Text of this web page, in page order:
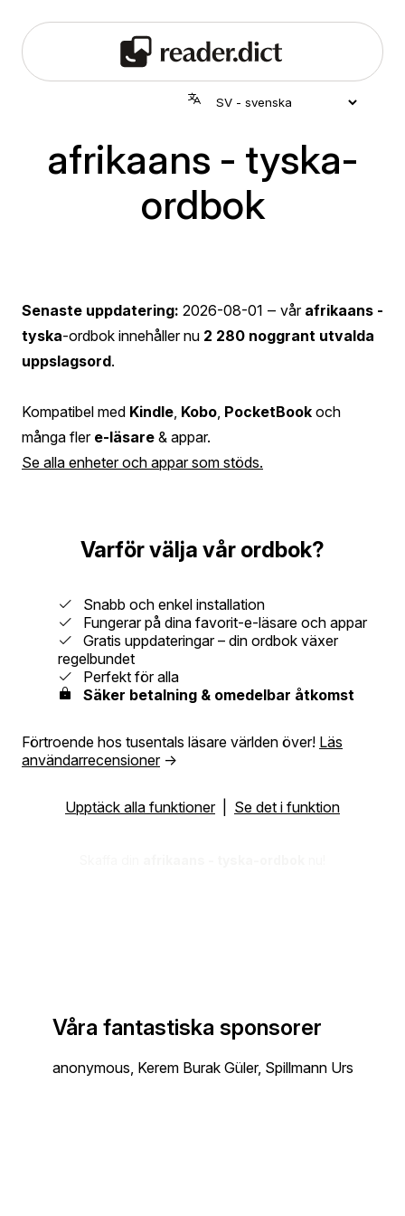
afrikaans - tyska-
ordbok
Senaste uppdatering: 2026-08-01 ‒ vår afrikaans -
tyska-ordbok innehåller nu 2 280 noggrant utvalda
uppslagsord.
Kompatibel med Kindle Kobo PocketBook och
många fler e-läsare & appar.
Se alla enheter och appar som stöds.
Varför välja vår ordbok?
Snabb och enkel installation
Fungerar på dina favorit-e-läsare och appar
Gratis uppdateringar – din ordbok växer
regelbundet
Perfekt för alla
Säker betalning & omedelbar åtkomst
Förtroende hos tusentals läsare världen över! Läs
användarrecensioner→
Upptäck alla funktioner| Se det i funktion
Våra fantastiska sponsorer
anonymous, Kerem Burak Güler, Spillmann Urs